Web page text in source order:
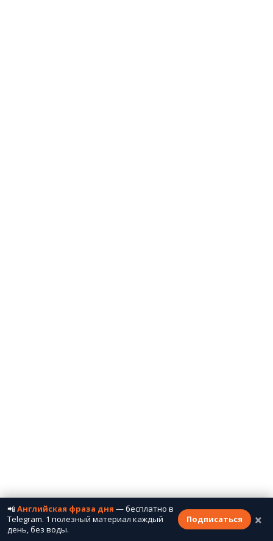
📲Английская фраза дня — бесплатно в
Telegram. 1 полезный материал каждый
день, без воды.
Подписаться ×